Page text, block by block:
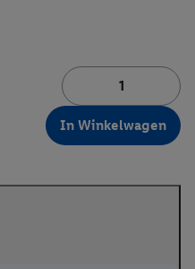
In Winkelwagen